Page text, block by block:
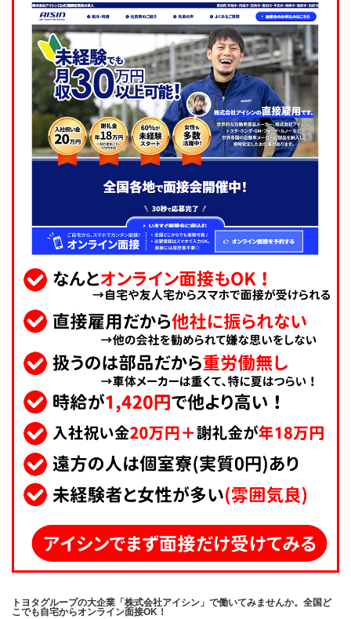
トヨタグループの大企業「株式会社アイシン」で働いてみませんか。全国ど
こでも自宅からオンライン面接OK！